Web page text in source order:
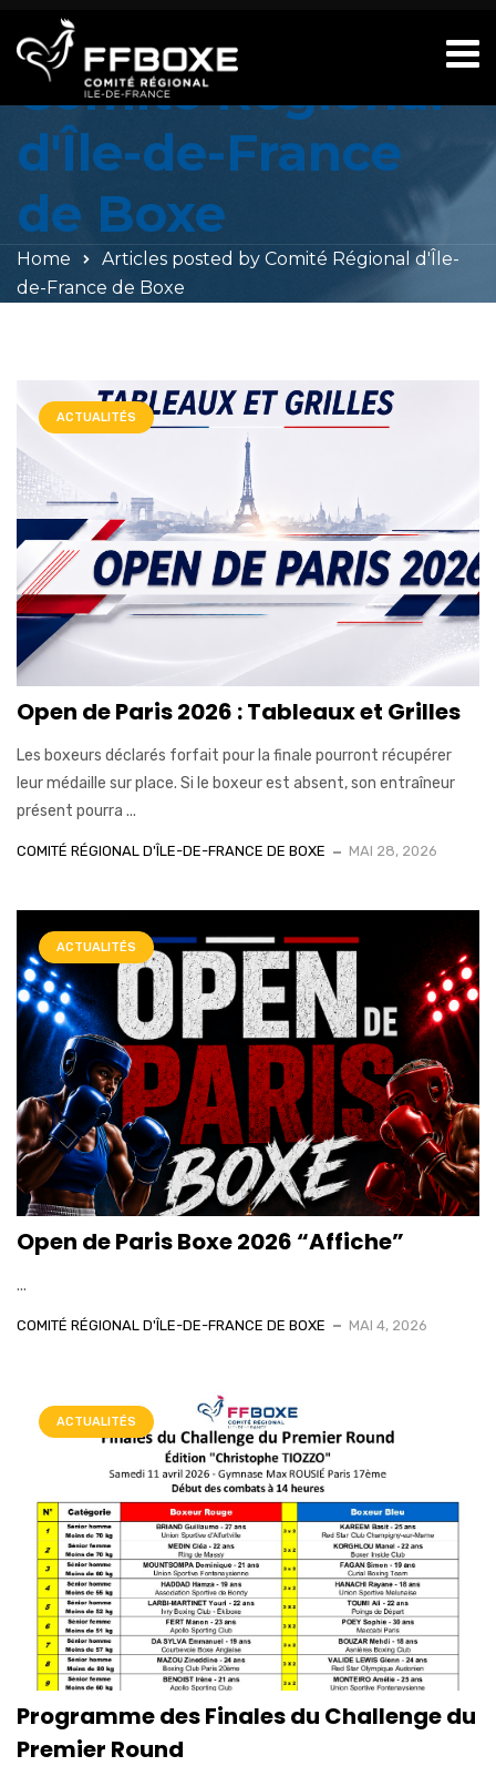
All posts by
Comité Régional
d'Île-de-France
de Boxe
Home
Articles posted by Comité Régional d'Île-
de-France de Boxe
ACTUALITÉS
Open de Paris 2026 : Tableaux et Grilles
Les boxeurs déclarés forfait pour la finale pourront récupérer
leur médaille sur place. Si le boxeur est absent, son entraîneur
présent pourra ...
COMITÉ RÉGIONAL D'ÎLE-DE-FRANCE DE BOXE MAI 28, 2026
ACTUALITÉS
Open de Paris Boxe 2026 “Affiche”
...
COMITÉ RÉGIONAL D'ÎLE-DE-FRANCE DE BOXE MAI 4, 2026
ACTUALITÉS
Programme des Finales du Challenge du
Premier Round